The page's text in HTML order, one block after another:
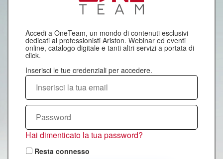
Accedi a OneTeam, un mondo di contenuti esclusivi
dedicati ai professionisti Ariston. Webinar ed eventi
online, catalogo digitale e tanti altri servizi a portata di
click.
Hai dimenticato la tua password?
Resta connesso